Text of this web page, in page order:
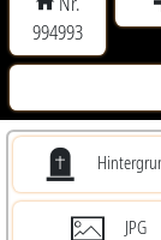
994993
JPG